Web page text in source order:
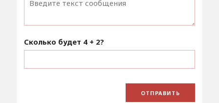
Сколько будет 4 + 2?